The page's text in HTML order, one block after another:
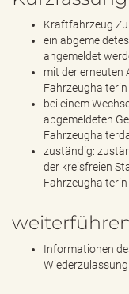
Kraftfahrzeug
ein
angemeldet
mit der erneuten
bei einem
abgemeldeten
zuständig:
der kreisfreien
Informationen
Wiederzulassung